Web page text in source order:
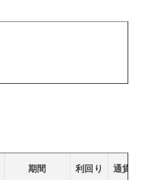
期間 利回り 通貨